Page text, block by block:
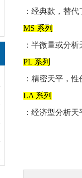
：经典款，替
‌MS 系列‌
：半微量或分
‌PL 系列‌
：精密天平，
‌LA 系列‌
：经济型分析